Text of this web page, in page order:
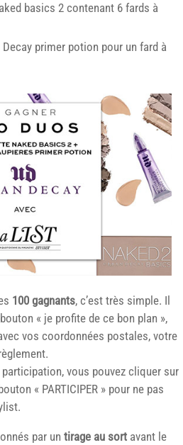
basics 2 contenant 6 fards à
primer potion pour un fard à
100 gagnants, c’est très simple. Il
« je profite de ce bon plan »,
vos coordonnées postales, votre
vous pouvez cliquer sur
« PARTICIPER » pour ne pas
par un tirage au sort avant le